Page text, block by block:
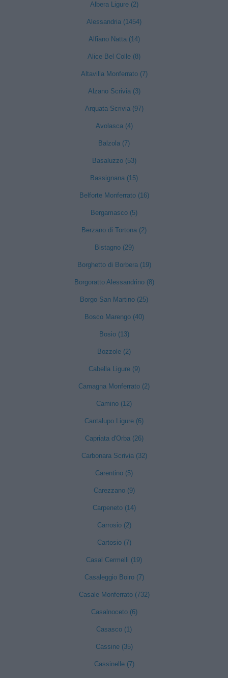
Albera Ligure (2)
Alessandria (1454)
Alfiano Natta (14)
Alice Bel Colle (8)
Altavilla Monferrato (7)
Alzano Scrivia (3)
Arquata Scrivia (97)
Avolasca (4)
Balzola (7)
Basaluzzo (53)
Bassignana (15)
Belforte Monferrato (16)
Bergamasco (5)
Berzano di Tortona (2)
Bistagno (29)
Borghetto di Borbera (19)
Borgoratto Alessandrino (8)
Borgo San Martino (25)
Bosco Marengo (40)
Bosio (13)
Bozzole (2)
Cabella Ligure (9)
Camagna Monferrato (2)
Camino (12)
Cantalupo Ligure (6)
Capriata d'Orba (26)
Carbonara Scrivia (32)
Carentino (5)
Carezzano (9)
Carpeneto (14)
Carrosio (2)
Cartosio (7)
Casal Cermelli (19)
Casaleggio Boiro (7)
Casale Monferrato (732)
Casalnoceto (6)
Casasco (1)
Cassine (35)
Cassinelle (7)